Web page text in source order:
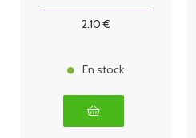
2.10€
En stock